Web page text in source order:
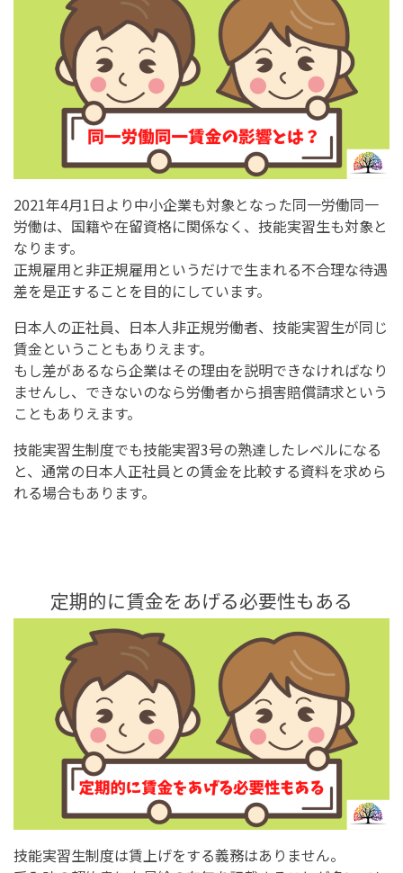
2021年4月1日より中小企業も対象となった同一労働同一
労働は、国籍や在留資格に関係なく、技能実習生も対象と
なります。
正規雇用と非正規雇用というだけで生まれる不合理な待遇
差を是正することを目的にしています。
日本人の正社員、日本人非正規労働者、技能実習生が同じ
賃金ということもありえます。
もし差があるなら企業はその理由を説明できなければなり
ませんし、できないのなら労働者から損害賠償請求という
こともありえます。
技能実習生制度でも技能実習3号の熟達したレベルになる
と、通常の日本人正社員との賃金を比較する資料を求めら
れる場合もあります。
定期的に賃金をあげる必要性もある
技能実習生制度は賃上げをする義務はありません。